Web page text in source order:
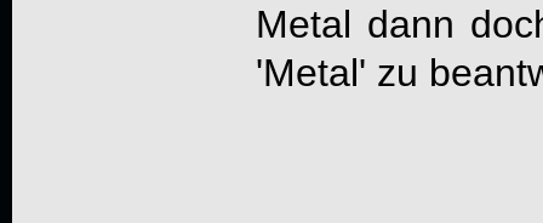
Metal dann
'Metal' zu